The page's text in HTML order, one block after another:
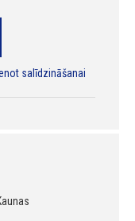
salīdzināšanai